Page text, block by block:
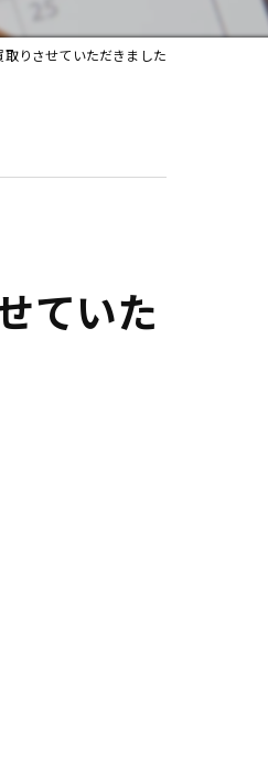
取りさせていただきました
ていた